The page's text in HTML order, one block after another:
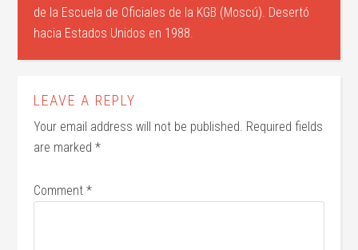
de la Escuela de Oficiales de la KGB (Moscú). Desertó
hacia Estados Unidos en 1988.
LEAVE A REPLY
Your email address will not be published. Required fields
are marked*
Comment*